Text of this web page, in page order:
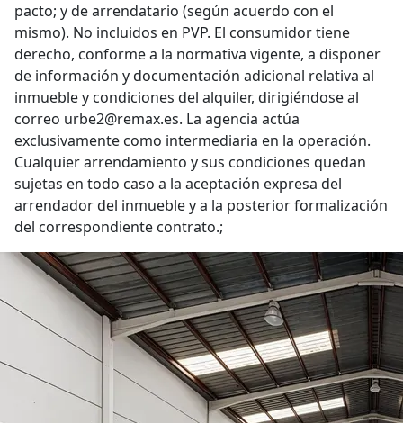
pacto; y de arrendatario (según acuerdo con el
mismo). No incluidos en PVP. El consumidor tiene
derecho, conforme a la normativa vigente, a disponer
de información y documentación adicional relativa al
inmueble y condiciones del alquiler, dirigiéndose al
correo urbe2@remax.es. La agencia actúa
exclusivamente como intermediaria en la operación.
Cualquier arrendamiento y sus condiciones quedan
sujetas en todo caso a la aceptación expresa del
arrendador del inmueble y a la posterior formalización
del correspondiente contrato.;